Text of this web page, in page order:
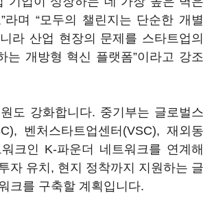
라며 “모두의 챌린지는 단순한 개별
라 산업 현장의 문제를 스타트업의
는 개방형 혁신 플랫폼”이라고 강조
도 강화합니다. 중기부는 글로벌스
벤처스타트업센터(VSC), 재외동
크인 K-파운더 네트워크를 연계해
자 유치, 현지 정착까지 지원하는 글
크를 구축할 계획입니다.